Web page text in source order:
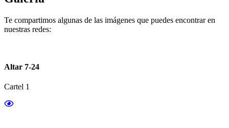
Te compartimos algunas de las imágenes que puedes encontrar en
nuestras redes:
Altar 7-24
Cartel 1